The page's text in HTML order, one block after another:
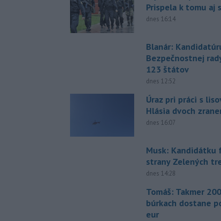
Prispela k tomu aj
dnes 16:14
Blanár:
Bezpečnostnej
123 štátov
dnes 12:52
Úraz pri práci s
Hlásia dvoch
dnes 16:07
Musk: Kandidátku
strany Zelených
dnes 14:28
Tomáš: Takmer
búrkach dostane
eur